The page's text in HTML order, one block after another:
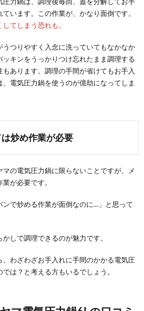
います。この作業が、かなり面倒です。
てしまう恐れも。
つりやすく入念に洗っていてもなかなか
ッキンをうっかりつけ忘れたまま調理する
あります。調理の手間が省けてもお手入
電気圧力鍋を使うのが億劫になってしま
炒め作業が必要
マの電気圧力鍋に限らないことですが、メ
が必要です。
ンで炒める作業が面倒なのに…」と思って
しで調理できるのが魅力です。
わざわざお手入れに手間のかかる電気圧
は？と考える方もいるでしょう。